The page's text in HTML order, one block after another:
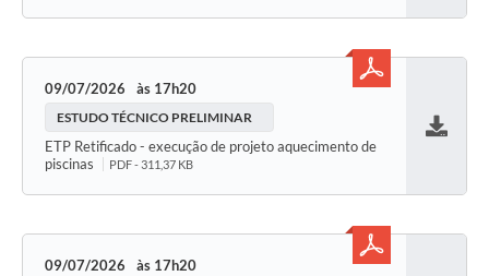
09/07/2026 17h20
ESTUDO TÉCNICO PRELIMINAR
ETP Retificado - execução de projeto aquecimento de
piscinas
PDF - 311,37 KB
09/07/2026 17h20